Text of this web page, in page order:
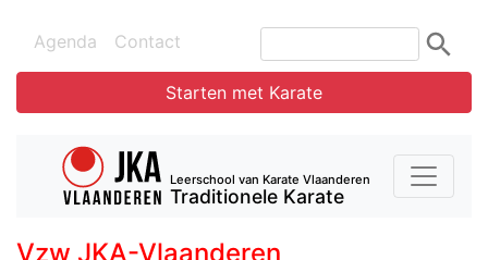
Agenda Contact
Starten met Karate
Leerschool van Karate Vlaanderen
Traditionele Karate
Vzw JKA-Vlaanderen